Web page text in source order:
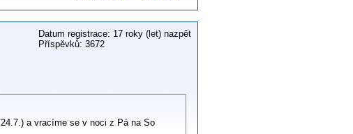
Datum registrace: 17 roky (let) nazpět
Příspěvků: 3672
a vracíme se v noci z Pá na So